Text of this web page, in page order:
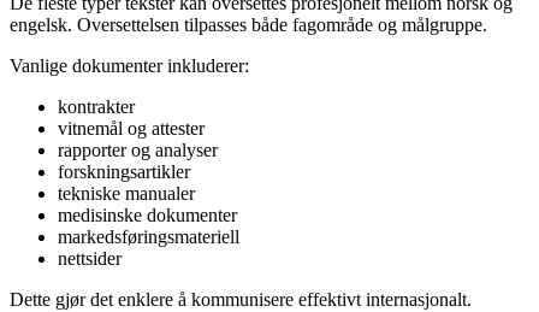
engelsk. Oversettelsen tilpasses både fagområde og målgruppe.
Vanlige dokumenter inkluderer:
kontrakter
vitnemål og attester
rapporter og analyser
forskningsartikler
tekniske manualer
medisinske dokumenter
markedsføringsmateriell
nettsider
Dette gjør det enklere å kommunisere effektivt internasjonalt.